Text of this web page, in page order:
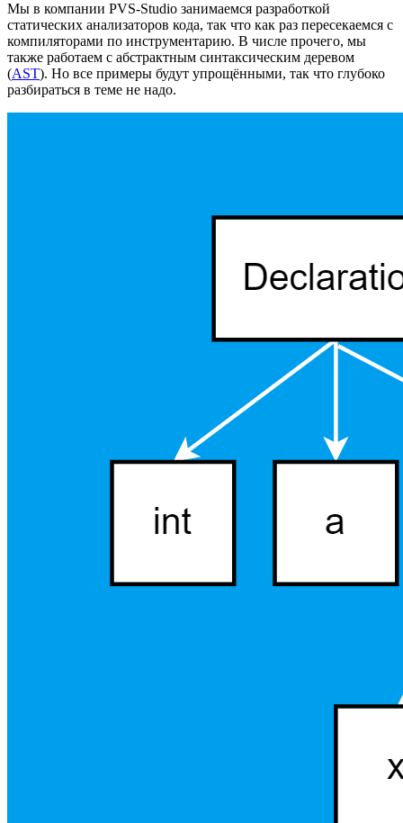
Мы в компании PVS-Studio занимаемся разработкой
статических анализаторов кода, так что как раз пересекаемся с
компиляторами по инструментарию. В числе прочего, мы
также работаем с абстрактным синтаксическим деревом
(AST). Но все примеры будут упрощёнными, так что глубоко
разбираться в теме не надо.